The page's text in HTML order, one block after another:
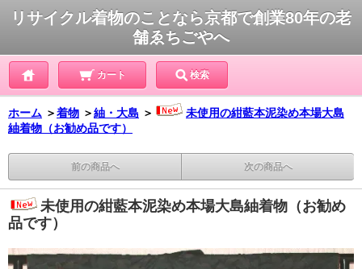
リサイクル着物のことなら京都で創業80年の老
舗ゑちごやへ
カート 検索
ホーム ＞着物 ＞紬・大島 ＞
未使用の紺藍本泥染め本場大島
紬着物（お勧め品です）
前の商品へ 次の商品へ
未使用の紺藍本泥染め本場大島紬着物（お勧め
品です）